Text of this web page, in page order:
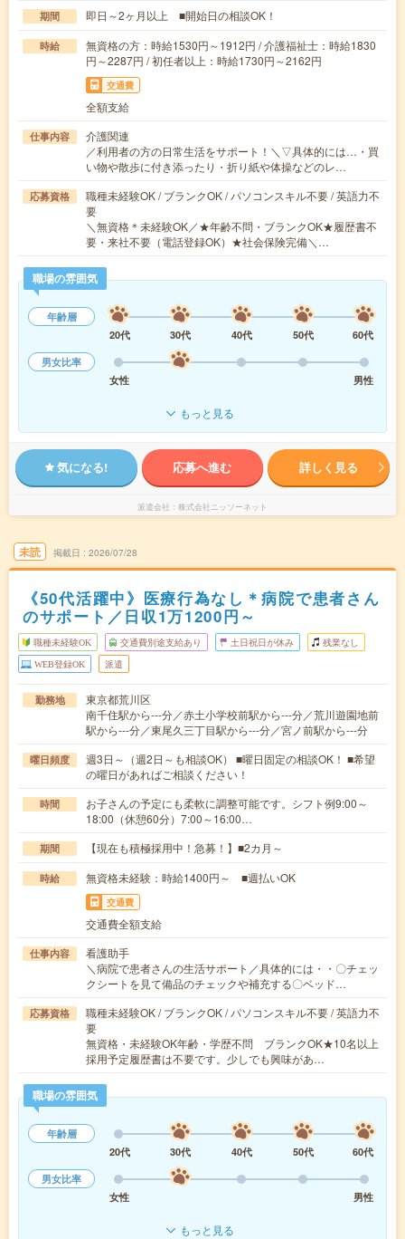
期間 即日～2ヶ月以上 ■開始日の相談OK！
時給
無資格の方：時給1530円～1912円 / 介護福祉士：時給1830
円～2287円 / 初任者以上：時給1730円～2162円
交通費
全額支給
仕事内容
介護関連
／利用者の方の日常生活をサポート！＼▽具体的には…・買
い物や散歩に付き添ったり・折り紙や体操などのレ…
応募資格
職種未経験OK / ブランクOK / パソコンスキル不要 / 英語力不
要
＼無資格＊未経験OK／★年齢不問・ブランクOK★履歴書不
要・来社不要（電話登録OK）★社会保険完備＼…
職場の雰囲気
年齢層
20代
30代 40代 50代
60代
男女比率
女性
男性
もっと見る
気になる! 応募へ進む 詳しく見る
派遣会社 株式会社ニッソーネット
未読 掲載日 2026/07/28
《50代活躍中》医療行為なし＊病院で患者さん
のサポート／日収1万1200円～
職種未経験OK 交通費別途支給あり 土日祝日が休み 残業なし
WEB登録OK 派遣
勤務地
東京都荒川区
南千住駅から---分／赤土小学校前駅から---分／荒川遊園地前
駅から---分／東尾久三丁目駅から---分／宮ノ前駅から---分
曜日頻度
週3日～（週2日～も相談OK） ■曜日固定の相談OK！ ■希望
の曜日があればご相談ください！
時間
お子さんの予定にも柔軟に調整可能です。シフト例9:00～
18:00（休憩60分）7:00～16:00…
期間 【現在も積極採用中！急募！】■2カ月～
時給 無資格未経験：時給1400円～ ■週払いOK
交通費
交通費全額支給
仕事内容
看護助手
＼病院で患者さんの生活サポート／具体的には・・〇チェッ
クシートを見て備品のチェックや補充する〇ベッド…
応募資格
職種未経験OK / ブランクOK / パソコンスキル不要 / 英語力不
要
無資格・未経験OK年齢・学歴不問 ブランクOK★10名以上
採用予定履歴書は不要です。少しでも興味があ…
職場の雰囲気
年齢層
20代
30代 40代 50代
60代
男女比率
女性
男性
もっと見る